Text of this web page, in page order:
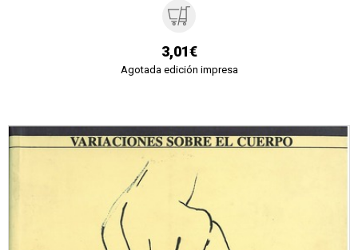
3,01€
Agotada edición impresa